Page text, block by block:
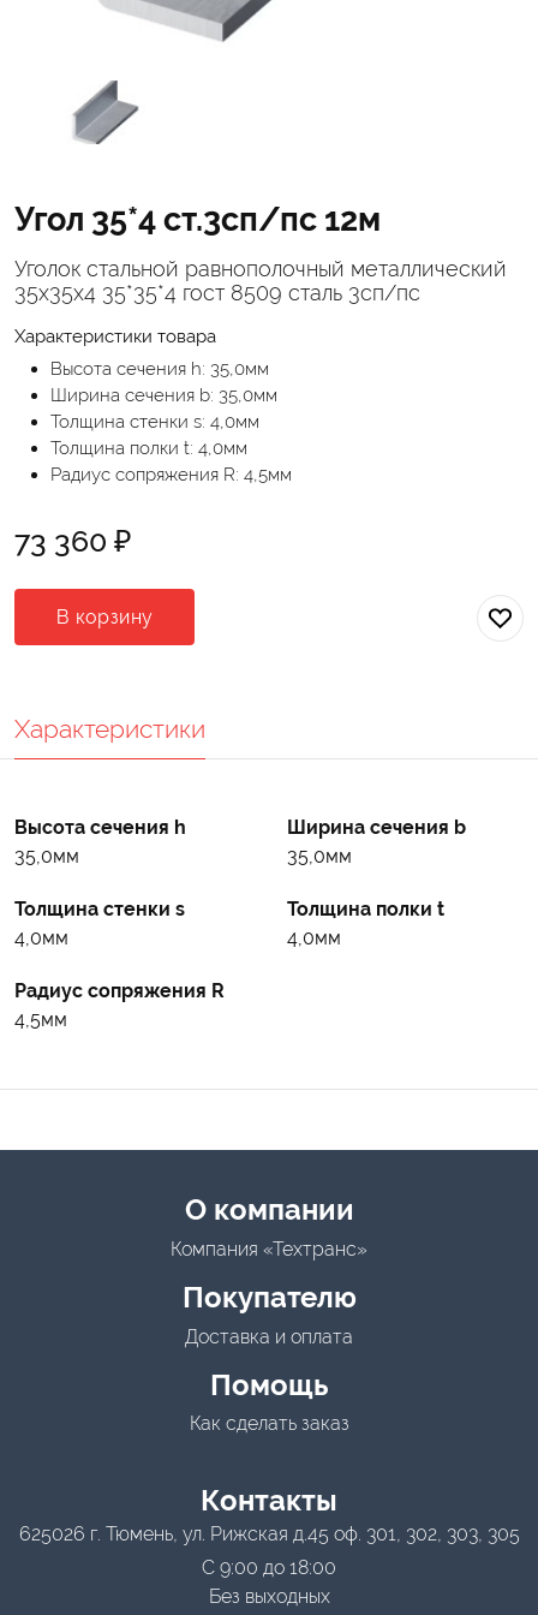
Угол 35*4 ст.3сп/пс 12м
Уголок стальной равнополочный металлический
35х35х4 35*35*4 гост 8509 сталь 3сп/пс
Характеристики товара
Высота сечения h: 35,0мм
Ширина сечения b: 35,0мм
Толщина стенки s: 4,0мм
Толщина полки t: 4,0мм
Радиус сопряжения R: 4,5мм
73 360 ₽
В корзину
Характеристики
Высота сечения h
35,0мм
Ширина сечения b
35,0мм
Толщина стенки s
4,0мм
Толщина полки t
4,0мм
Радиус сопряжения R
4,5мм
Menu footerО компании
Компания «Техтранс»
Покупателю
Доставка и оплата
Помощь
Как сделать заказ
Контакты
625026 г. Тюмень, ул. Рижская д.45 оф. 301, 302, 303, 305
С 9:00 до 18:00
Без выходных